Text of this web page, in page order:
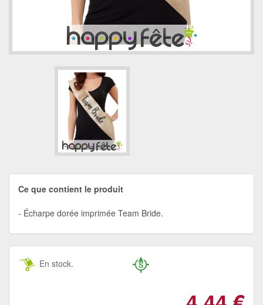
Ce que contient le produit
Écharpe dorée imprimée Team Bride.
En stock.